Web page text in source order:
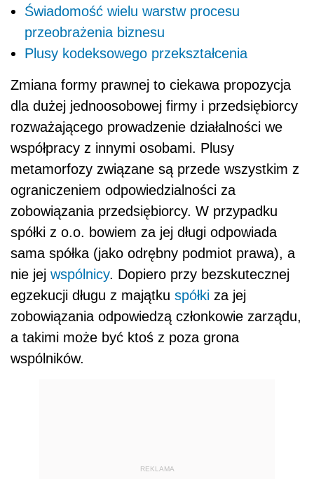
Świadomość wielu warstw procesu
przeobrażenia biznesu
Plusy kodeksowego przekształcenia
Zmiana formy prawnej to ciekawa propozycja
dla dużej jednoosobowej firmy i przedsiębiorcy
rozważającego prowadzenie działalności we
współpracy z innymi osobami. Plusy
metamorfozy związane są przede wszystkim z
ograniczeniem odpowiedzialności za
zobowiązania przedsiębiorcy. W przypadku
spółki z o.o. bowiem za jej długi odpowiada
sama spółka (jako odrębny podmiot prawa), a
nie jej wspólnicy. Dopiero przy bezskutecznej
egzekucji długu z majątku spółki za jej
zobowiązania odpowiedzą członkowie zarządu,
a takimi może być ktoś z poza grona
wspólników.
REKLAMA